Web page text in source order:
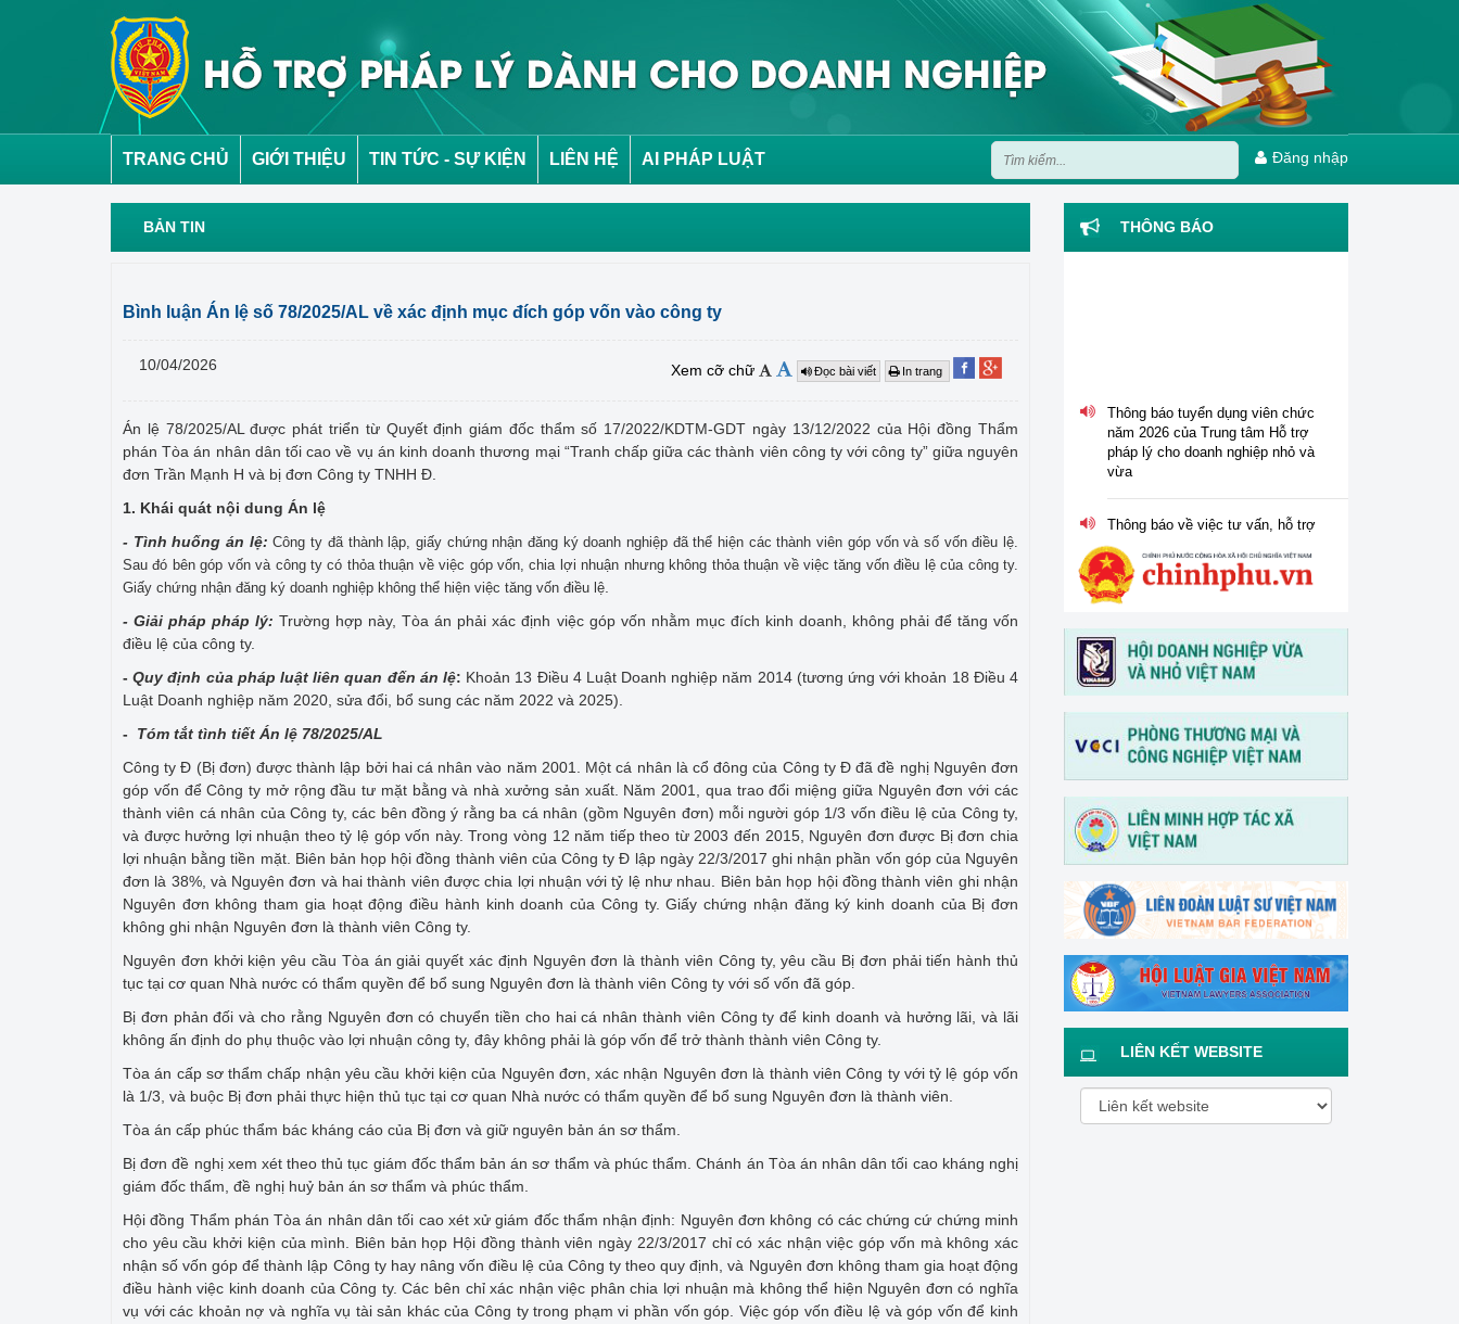
TRANG CHỦ GIỚI THIỆU TIN TỨC - SỰ KIỆN LIÊN HỆ AI PHÁP LUẬT Đăng nhập
BẢN TIN
Bình luận Án lệ số 78/2025/AL về xác định mục đích góp vốn vào công ty
10/04/2026 Xem cỡ chữ Đọc bài viết In trang
Án lệ 78/2025/AL được phát triển từ Quyết định giám đốc thẩm số 17/2022/KDTM-GDT ngày 13/12/2022 của Hội đồng Thẩm
phán Tòa án nhân dân tối cao về vụ án kinh doanh thương mại “Tranh chấp giữa các thành viên công ty với công ty” giữa nguyên
đơn Trần Mạnh H và bị đơn Công ty TNHH Đ.
1. Khái quát nội dung Án lệ
- Tình huống án lệ:Công ty đã thành lập, giấy chứng nhận đăng ký doanh nghiệp đã thể hiện các thành viên góp vốn và số vốn điều lệ.
Sau đó bên góp vốn và công ty có thỏa thuận về việc góp vốn, chia lợi nhuận nhưng không thỏa thuận về việc tăng vốn điều lệ của công ty.
Giấy chứng nhận đăng ký doanh nghiệp không thể hiện việc tăng vốn điều lệ
- Giải pháp pháp lý: Trường hợp này, Tòa án phải xác định việc góp vốn nhằm mục đích kinh doanh, không phải để tăng vốn
điều lệ của công ty.
-Quy định của pháp luật liên quan đến án lệ: Khoản 13 Điều 4 Luật Doanh nghiệp năm 2014 (tương ứng với khoản 18 Điều 4
Luật Doanh nghiệp năm 2020, sửa đổi, bổ sung các năm 2022 và 2025).
- Tóm tắt tình tiết Án lệ 78/2025/AL
Công ty Đ (Bị đơn) được thành lập bởi hai cá nhân vào năm 2001. Một cá nhân là cổ đông của Công ty Đ đã đề nghị Nguyên đơn
góp vốn để Công ty mở rộng đầu tư mặt bằng và nhà xưởng sản xuất. Năm 2001, qua trao đổi miệng giữa Nguyên đơn với các
thành viên cá nhân của Công ty, các bên đồng ý rằng ba cá nhân (gồm Nguyên đơn) mỗi người góp 1/3 vốn điều lệ của Công ty,
và được hưởng lợi nhuận theo tỷ lệ góp vốn này. Trong vòng 12 năm tiếp theo từ 2003 đến 2015, Nguyên đơn được Bị đơn chia
lợi nhuận bằng tiền mặt. Biên bản họp hội đồng thành viên của Công ty Đ lập ngày 22/3/2017 ghi nhận phần vốn góp của Nguyên
đơn là 38%, và Nguyên đơn và hai thành viên được chia lợi nhuận với tỷ lệ như nhau. Biên bản họp hội đồng thành viên ghi nhận
Nguyên đơn không tham gia hoạt động điều hành kinh doanh của Công ty. Giấy chứng nhận đăng ký kinh doanh của Bị đơn
không ghi nhận Nguyên đơn là thành viên Công ty.
Nguyên đơn khởi kiện yêu cầu Tòa án giải quyết xác định Nguyên đơn là thành viên Công ty, yêu cầu Bị đơn phải tiến hành thủ
tục tại cơ quan Nhà nước có thẩm quyền để bổ sung Nguyên đơn là thành viên Công ty với số vốn đã góp.
Bị đơn phản đối và cho rằng Nguyên đơn có chuyển tiền cho hai cá nhân thành viên Công ty để kinh doanh và hưởng lãi, và lãi
không ấn định do phụ thuộc vào lợi nhuận công ty, đây không phải là góp vốn để trở thành thành viên Công ty.
Tòa án cấp sơ thẩm chấp nhận yêu cầu khởi kiện của Nguyên đơn, xác nhận Nguyên đơn là thành viên Công ty với tỷ lệ góp vốn
là 1/3, và buộc Bị đơn phải thực hiện thủ tục tại cơ quan Nhà nước có thẩm quyền để bổ sung Nguyên đơn là thành viên.
Tòa án cấp phúc thẩm bác kháng cáo của Bị đơn và giữ nguyên bản án sơ thẩm.
Bị đơn đề nghị xem xét theo thủ tục giám đốc thẩm bản án sơ thẩm và phúc thẩm. Chánh án Tòa án nhân dân tối cao kháng nghị
giám đốc thẩm, đề nghị huỷ bản án sơ thẩm và phúc thẩm.
Hội đồng Thẩm phán Tòa án nhân dân tối cao xét xử giám đốc thẩm nhận định: Nguyên đơn không có các chứng cứ chứng minh
cho yêu cầu khởi kiện của mình. Biên bản họp Hội đồng thành viên ngày 22/3/2017 chỉ có xác nhận việc góp vốn mà không xác
nhận số vốn góp để thành lập Công ty hay nâng vốn điều lệ của Công ty theo quy định, và Nguyên đơn không tham gia hoạt động
điều hành việc kinh doanh của Công ty. Các bên chỉ xác nhận việc phân chia lợi nhuận mà không thể hiện Nguyên đơn có nghĩa
vụ với các khoản nợ và nghĩa vụ tài sản khác của Công ty trong phạm vi phần vốn góp. Việc góp vốn điều lệ và góp vốn để kinh
THÔNG BÁO
năm 2026 của Trung tâm Hỗ trợ
pháp lý cho doanh nghiệp nhỏ và
vừa
Thông báo về việc tư vấn, hỗ trợ
pháp lý đối với Công ty CP Xi
Thông báo về việc nghỉ lễ Giỗ tổ
30/4 và ngày Quốc tế Lao động
01/5 năm 2026
vấn, hỗ trợ pháp lý cho phụ nữ
khởi nghiệp, phát triển kinh
doanh" vào ngày 30/3/2026
V/v thông tin và đề nghị phối
hợp triển khai hoạt động của
Trung tâm Hỗ trợ pháp lý cho
LIÊN KẾT WEBSITE